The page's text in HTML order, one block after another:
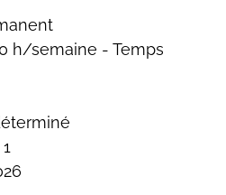
h/semaine - Temps
1